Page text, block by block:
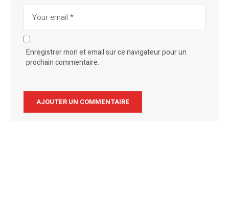
Enregistrer mon et email sur ce navigateur pour un
prochain commentaire.